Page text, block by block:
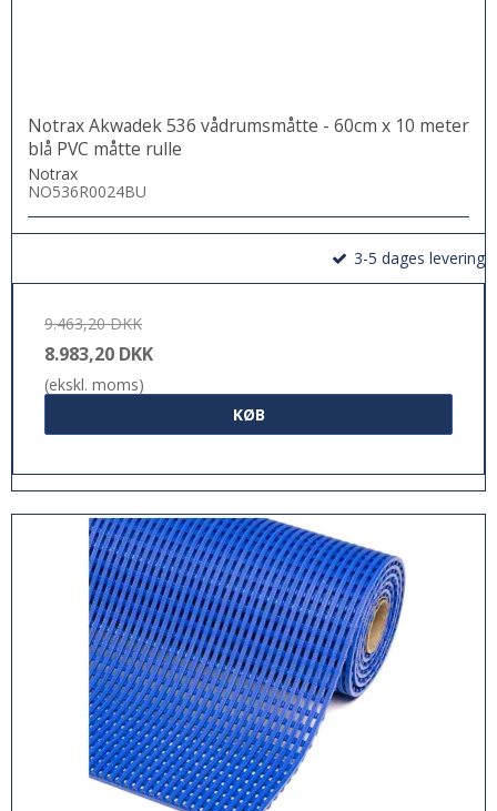
Notrax Akwadek 536 vådrumsmåtte - 60cm x 10 meter
blå PVC måtte rulle
Notrax
NO536R0024BU
3-5 dages levering
9.463,20 DKK
8.983,20 DKK
(ekskl. moms)
KØB